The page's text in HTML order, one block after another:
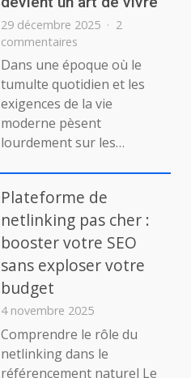
société
et
les
idées
29 décembre 2025
2
commentaires
le
bien-
être
devient
un
de
vivre
Dans une époque où le
tumulte quotidien et les
exigences de la vie
moderne pèsent
lourdement sur les…
Plateforme de
netlinking pas cher :
booster votre SEO
sans exploser votre
budget
4 novembre 2025
Comprendre le rôle du
netlinking dans le
référencement naturel Le